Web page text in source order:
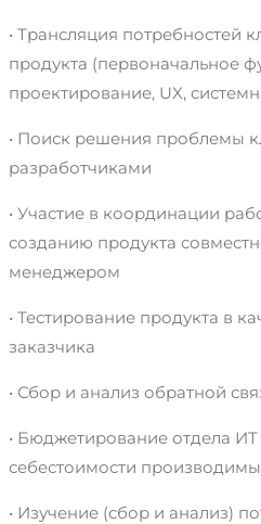
• Трансляция потребностей
продукта (первоначальное
проектирование, UX,
• Поиск решения проблемы
разработчиками
• Участие в координации
созданию продукта
менеджером
• Тестирование продукта в
заказчика
• Сбор и анализ обратной
• Бюджетирование отдела
себестоимости
• Изучение (сбор и анализ)